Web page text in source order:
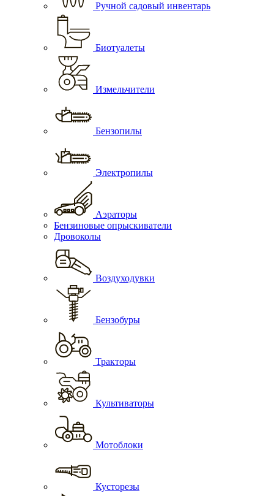
Ручной садовый инвентарь
Биотуалеты
Измельчители
Бензопилы
Электропилы
Аэраторы
Бензиновые опрыскиватели
Дровоколы
Воздуходувки
Бензобуры
Тракторы
Культиваторы
Мотоблоки
Кусторезы